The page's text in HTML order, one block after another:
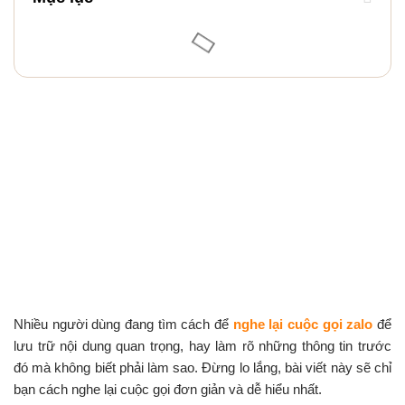
Nhiều người dùng đang tìm cách để nghe lại cuộc gọi zalo để
lưu trữ nội dung quan trọng, hay làm rõ những thông tin trước
đó mà không biết phải làm sao. Đừng lo lắng, bài viết này sẽ chỉ
bạn cách nghe lại cuộc gọi đơn giản và dễ hiểu nhất.